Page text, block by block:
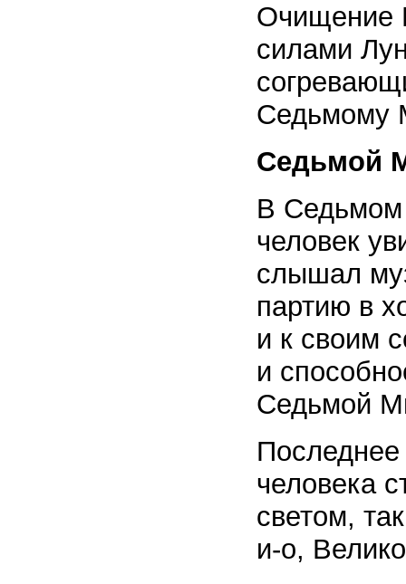
Очищение
силами
Седьмому
Седьмой
В
человек
слышал
партию в
и к своим
и
Седьмой
человека
светом,
и-о,